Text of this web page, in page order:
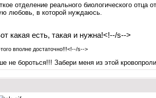
отделение реального биологического отца
любовь, в которой нуждаюсь.
какая есть, такая и нужна!<!--/s-->
вполне достаточно!!!<!--/s-->
не бороться!!! Забери меня из этой